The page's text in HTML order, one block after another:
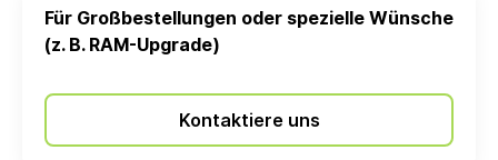
Für Großbestellungen oder spezielle Wünsche
(z. B. RAM-Upgrade)
Kontaktiere uns